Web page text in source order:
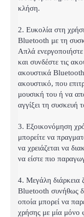
κλήση.
2. Ευκολία στη
Bluetooth με τη
Απλά
και συνδέστε τις
ακουστικά Bluetooth
ακουστικό, που
μουσική του ή να
αγγίξει τη συσκευή
3. Εξοικονόμηση
μπορείτε να
να χρειάζεται να
να είστε πιο
4. Μεγάλη διάρκεια
Bluetooth συνήθως
οποία μπορεί να
χρήσης με μία μόνο